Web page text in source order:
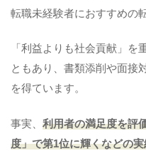
転職未経験者におすすめの
「利益よりも社会貢献」を
ともあり、書類添削や面接
を得ています。
事実、 利用者の満足度を評
度」で第1位に輝くなどの実